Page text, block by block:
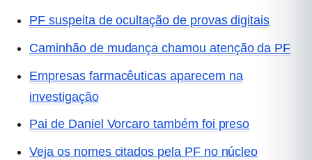
PF suspeita de ocultação de provas digitais
Caminhão de mudança chamou atenção da PF
Empresas farmacêuticas aparecem na
investigação
Pai de Daniel Vorcaro também foi preso
Veja os nomes citados pela PF no núcleo